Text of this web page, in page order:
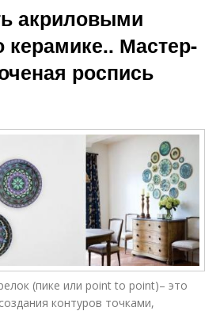
акриловыми
керамике.. Мастер-
роспись
(пике или point to point)– это
контуров точками,